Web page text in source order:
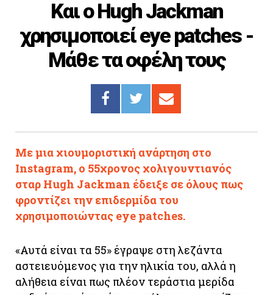
ΣΥΝΔΕΣΜΟΙ
Και ο Hugh Jackman
χρησιμοποιεί eye patches -
Μάθε τα οφέλη τους
Με μια χιουμοριστική ανάρτηση στο
Instagram, ο 55χρονος χολιγουντιανός
σταρ Hugh Jackman έδειξε σε όλους πως
φροντίζει την επιδερμίδα του
χρησιμοποιώντας eye patches.
«Αυτά είναι τα 55» έγραψε στη λεζάντα
αστειευόμενος για την ηλικία του, αλλά η
αλήθεια είναι πως πλέον τεράστια μερίδα